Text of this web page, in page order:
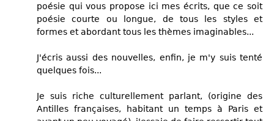
poésie qui vous propose ici mes écrits, que ce soit
poésie courte ou longue, de tous les styles et
formes et abordant tous les thèmes imaginables...
J'écris aussi des nouvelles, enfin, je m'y suis tenté
quelques fois...
Je suis riche culturellement parlant, (origine des
Antilles françaises, habitant un temps à Paris et